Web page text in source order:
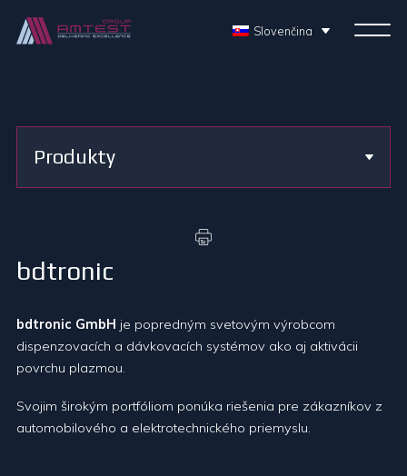
Slovenčina
Produkty
bdtronic
bdtronic GmbH je popredným svetovým výrobcom
dispenzovacích a dávkovacích systémov ako aj aktivácii
povrchu plazmou.
Svojim širokým portfóliom ponúka riešenia pre zákazníkov z
automobilového a elektrotechnického priemyslu.